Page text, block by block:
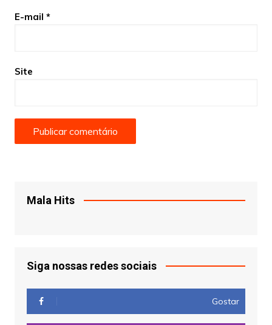
E-mail *
Site
Mala Hits
Siga nossas redes sociais
Gostar